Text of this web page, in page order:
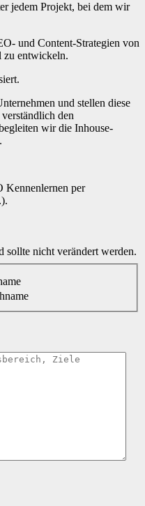
jedem Projekt, bei dem wir
und Content-Strategien von
zu entwickeln.
und stellen diese
den
wir die Inhouse-
Kennenlernen per
sollte nicht verändert werden.